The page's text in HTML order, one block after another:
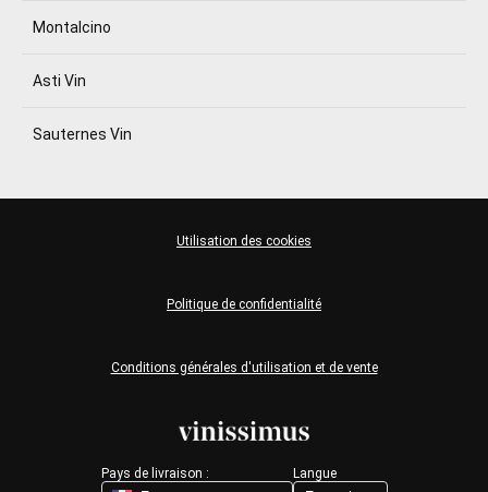
Montalcino
Asti Vin
Sauternes Vin
Pays de livraison : Langue
Conditions générales d'utilisation et de vente
Politique de confidentialité
Utilisation des cookies